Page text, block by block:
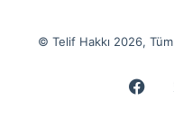
© Telif Hakkı 2026,